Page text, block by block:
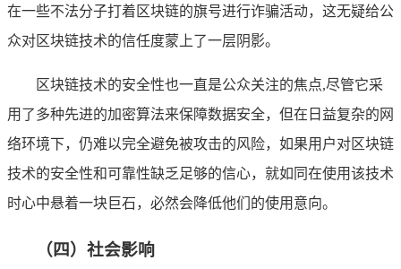
在一些不法分子打着区块链的旗号进行诈骗活动，这无疑给公
众对区块链技术的信任度蒙上了一层阴影。
区块链技术的安全性也一直是公众关注的焦点,尽管它采
用了多种先进的加密算法来保障数据安全，但在日益复杂的网
络环境下，仍难以完全避免被攻击的风险，如果用户对区块链
技术的安全性和可靠性缺乏足够的信心，就如同在使用该技术
时心中悬着一块巨石，必然会降低他们的使用意向。
（四）社会影响